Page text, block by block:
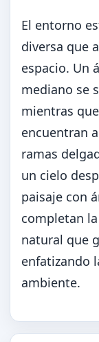
El entorno
diversa que
espacio. Un
mediano se
mientras
encuentran
ramas
un cielo
paisaje con
completan
natural que
enfatizando
ambiente.